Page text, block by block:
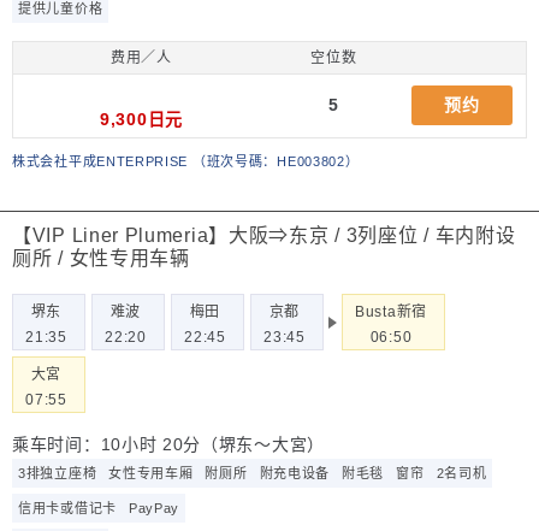
株式会社平成ENTERPRISE （班次号碼：HE003802）
提供儿童价格
费用／人 空位数
9,300日元
5 预约
【VIP Liner Plumeria】大阪⇒东京 / 3列座位 / 车内附设
厕所 / 女性专用车辆
堺东
21:35
难波
22:20
梅田
22:45
京都
23:45
Busta新宿
06:50
大宮
07:55
乘车时间：10小时 20分（堺东～大宮）
3排独立座椅 女性专用车厢 附厕所 附充电设备 附毛毯 窗帘 2名司机
信用卡或借记卡 PayPay